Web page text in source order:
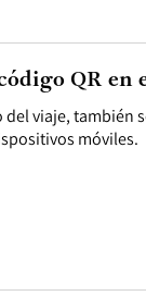
viaje, también
móviles.
QR